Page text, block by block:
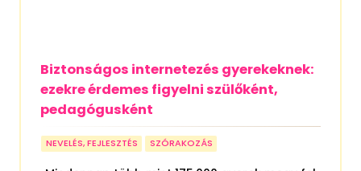
Biztonságos internetezés gyerekeknek:
ezekre érdemes figyelni szülőként,
pedagógusként